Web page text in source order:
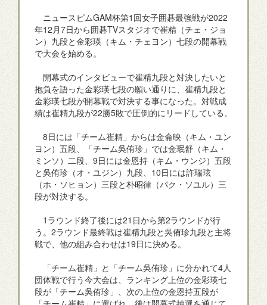
ニュースピムGAM杯第1回女子囲碁最強戦が2022
年12月7日から囲碁TVスタジオで崔精（チェ・ジョ
ン）九段と金彩瑛（キム・チェヨン）七段の開幕戦
で大会を始める。
開幕式のインタビューで崔精九段と対決したいと
抱負を語った金彩瑛七段の願い通りに、崔精九段と
金彩瑛七段が開幕戦で対決する事になった。対戦成
績は崔精九段が22勝5敗で圧倒的にリードしている。
8日には「チーム崔精」からは金侖映（キム・ユン
ヨン）五段、「チーム吳侑珍」では金珉舒（キム・
ミンソ）二段、9日には金恩持（キム・ウンジ）五段
と吳侑珍（オ・ユジン）九段、10日には許瑞玹
（ホ・ソヒョン）三段と朴昭律（パク・ソユル）三
段が対決する。
1ラウンド終了後には21日から第2ラウンドが行
う。2ラウンド最終戦は崔精九段と吳侑珍九段と主将
戦で、他の組み合わせは19日に決める。
「チーム崔精」と「チーム吳侑珍」に分かれて4人
団体戦で行う今大会は、ランキング上位の金彩瑛七
段が「チーム吳侑珍」、次の上位の金恩持五段が